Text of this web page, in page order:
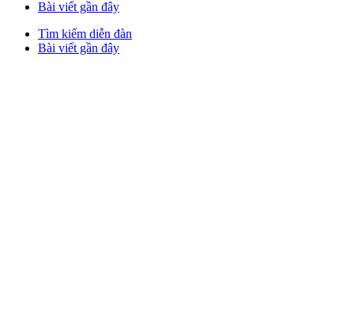
Bài viết gần đây
Tìm kiếm diễn đàn
Bài viết gần đây